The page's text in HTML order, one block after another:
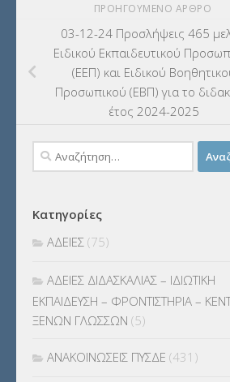
ΠΡΟΗΓΟΎΜΕΝΟ ΆΡΘΡΟ
03-12-24 Προσλήψεις 465
Ειδικού Εκπαιδευτικού
(ΕΕΠ) και Ειδικού
Προσωπικού (ΕΒΠ) για το
έτος 2024-2025
Αναζήτηση
για:
Κατηγορίες
ΑΔΕΙΕΣ (75)
ΑΔΕΙΕΣ ΔΙΔΑΣΚΑΛΙΑΣ – ΙΔΙΩΤΙΚΗ
ΕΚΠΑΙΔΕΥΣΗ – ΦΡΟΝΤΙΣΤΗΡΙΑ –
ΞΕΝΩΝ ΓΛΩΣΣΩΝ (5)
ΑΝΑΚΟΙΝΩΣΕΙΣ ΠΥΣΔΕ (431)